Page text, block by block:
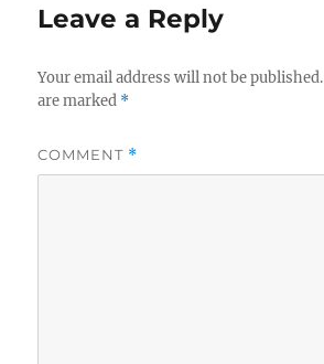
o
e
Leave a Reply
Your email address will not be published.
are marked *
COMMENT *